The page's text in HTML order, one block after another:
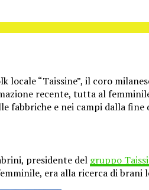
“Taissine”, il coro
recente, tutta al
fabbriche e nei campi dalla
presidente del gruppo
era alla ricerca di